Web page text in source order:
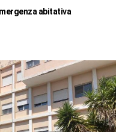
abitativa